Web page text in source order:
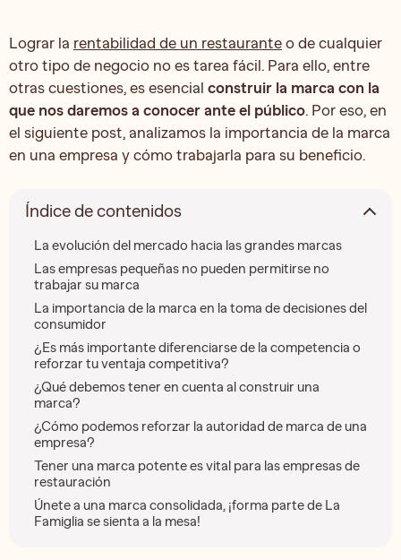
Lograr la rentabilidad de un restaurante o de cualquier
otro tipo de negocio no es tarea fácil. Para ello, entre
otras cuestiones, es esencial construir la marca con la
que nos daremos a conocer ante el público. Por eso, en
el siguiente post, analizamos la importancia de la marca
en una empresa y cómo trabajarla para su beneficio.
Índice de contenidos
La evolución del mercado hacia las grandes marcas
Las empresas pequeñas no pueden permitirse no
trabajar su marca
La importancia de la marca en la toma de decisiones del
consumidor
¿Es más importante diferenciarse de la competencia o
reforzar tu ventaja competitiva?
¿Qué debemos tener en cuenta al construir una
marca?
¿Cómo podemos reforzar la autoridad de marca de una
empresa?
Tener una marca potente es vital para las empresas de
restauración
Únete a una marca consolidada, ¡forma parte de La
Famiglia se sienta a la mesa!